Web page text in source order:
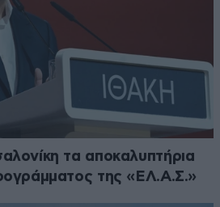
τα αποκαλυπτήρια
της «ΕΛ.Α.Σ.»